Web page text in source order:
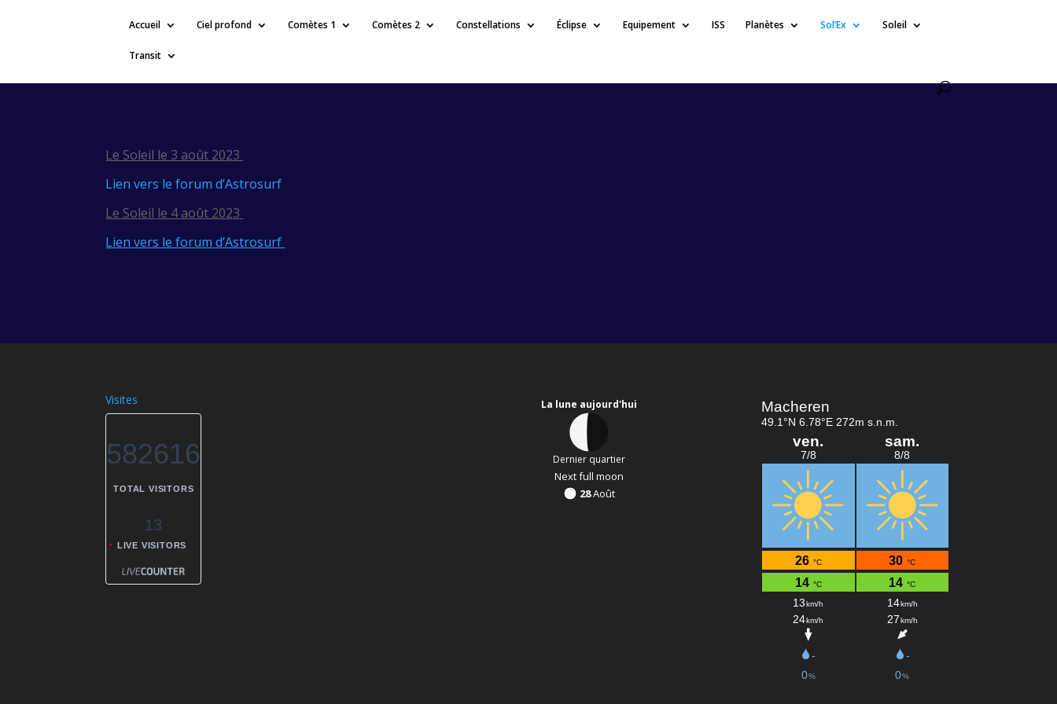
Accueil Ciel profond Comètes 1 Comètes 2 Constellations Éclipse Equipement ISS Planètes Sol’Ex Soleil
Transit
Le Soleil le 3 août 2023
Lien vers le forum d’Astrosurf
Le Soleil le 4 août 2023
Lien vers le forum d’Astrosurf
Visites
582616
TOTAL VISITORS
13
LIVE VISITORS
La lune aujourd'hui
Dernier quartier
Next full moon
28Août